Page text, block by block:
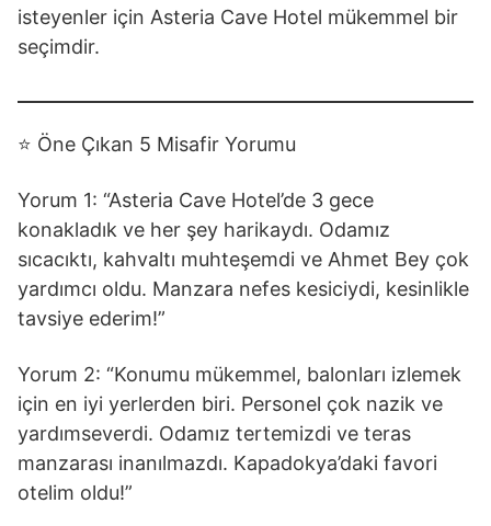
isteyenler için Asteria Cave Hotel mükemmel bir
seçimdir.
⭐ Öne Çıkan 5 Misafir Yorumu
Yorum 1: “Asteria Cave Hotel’de 3 gece
konakladık ve her şey harikaydı. Odamız
sıcacıktı, kahvaltı muhteşemdi ve Ahmet Bey çok
yardımcı oldu. Manzara nefes kesiciydi, kesinlikle
tavsiye ederim!”
Yorum 2: “Konumu mükemmel, balonları izlemek
için en iyi yerlerden biri. Personel çok nazik ve
yardımseverdi. Odamız tertemizdi ve teras
manzarası inanılmazdı. Kapadokya’daki favori
otelim oldu!”